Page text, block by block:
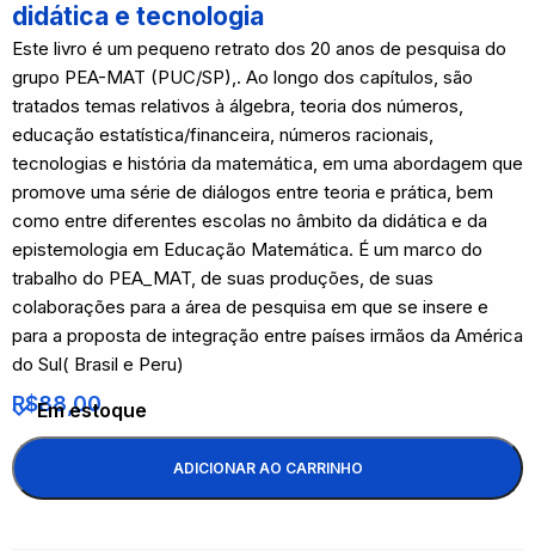
didática e tecnologia
Este livro é um pequeno retrato dos 20 anos de pesquisa do
grupo PEA-MAT (PUC/SP),. Ao longo dos capítulos, são
tratados temas relativos à álgebra, teoria dos números,
educação estatística/financeira, números racionais,
tecnologias e história da matemática, em uma abordagem que
promove uma série de diálogos entre teoria e prática, bem
como entre diferentes escolas no âmbito da didática e da
epistemologia em Educação Matemática. É um marco do
trabalho do PEA_MAT, de suas produções, de suas
colaborações para a área de pesquisa em que se insere e
para a proposta de integração entre países irmãos da América
do Sul( Brasil e Peru)
R$88,00
Em estoque
ADICIONAR AO CARRINHO